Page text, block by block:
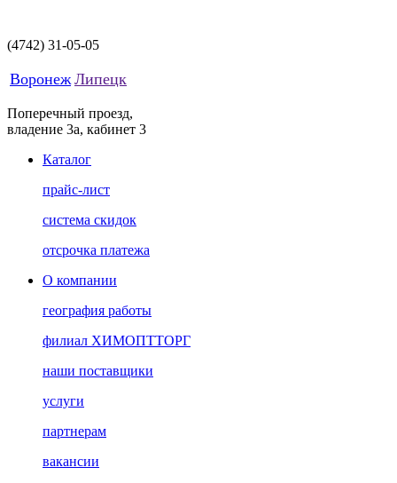
(4742) 31-05-05
Воронеж Липецк
Поперечный проезд,
владение 3а, кабинет 3
Каталог
прайс-лист
система скидок
отсрочка платежа
О компании
география работы
филиал ХИМОПТТОРГ
наши поставщики
услуги
партнерам
вакансии